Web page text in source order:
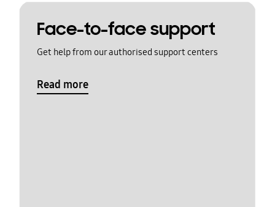
Face-to-face support
Get help from our authorised support centers
Read more